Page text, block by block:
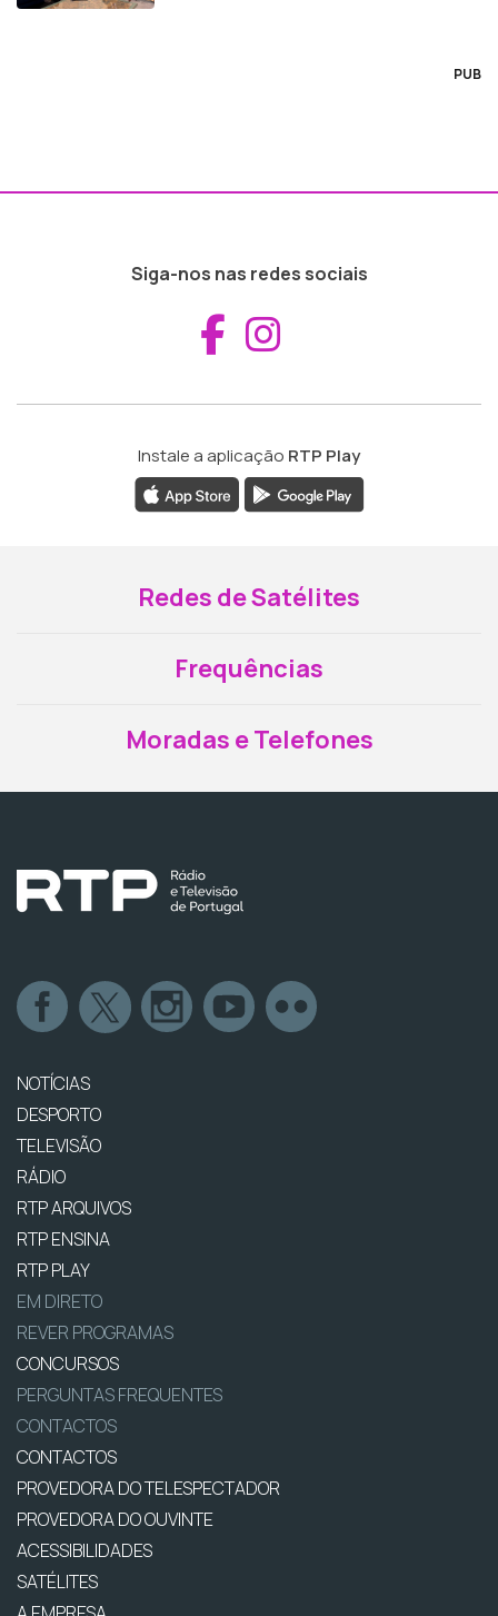
PUB
Siga-nos nas redes sociais
Aceder ao
Instale a aplicação RTP Play
Redes de Satélites
Frequências
Moradas e Telefones
NOTÍCIAS
DESPORTO
TELEVISÃO
RÁDIO
RTP ARQUIVOS
RTP ENSINA
RTP PLAY
EM DIRETO
REVER PROGRAMAS
CONCURSOS
PERGUNTAS FREQUENTES
CONTACTOS
CONTACTOS
PROVEDORA DO TELESPECTADOR
PROVEDORA DO OUVINTE
ACESSIBILIDADES
SATÉLITES